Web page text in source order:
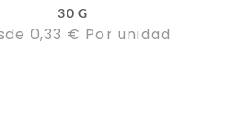
30 G
0,33 € Por unidad